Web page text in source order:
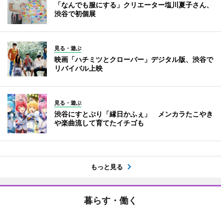
「なんでも服にする」クリエーター塩川夏子さん、
渋谷で初個展
見る・遊ぶ
映画「ハチミツとクローバー」デジタル版、渋谷で
リバイバル上映
見る・遊ぶ
渋谷にすとぷり「縁日かふぇ」 メンカラたこやき
や楽曲流して育てたイチゴも
もっと見る
暮らす・働く